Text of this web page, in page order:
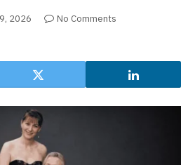
2026
No Comments